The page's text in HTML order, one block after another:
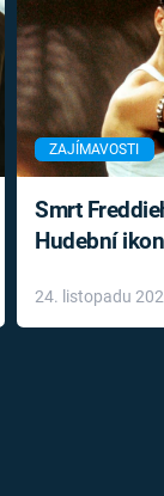
ZAJÍMAVOSTI
Smrt
Hudební
léky
24. listopadu